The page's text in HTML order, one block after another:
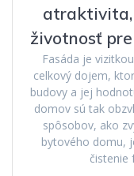
životnosť
Fasáda je
celkový dojem,
budovy a jej
domov sú tak
spôsobov, ako
bytového domu,
čistenie